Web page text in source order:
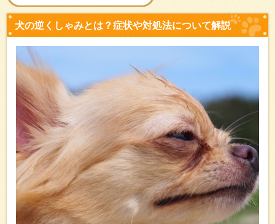
犬の逆くしゃみとは？症状